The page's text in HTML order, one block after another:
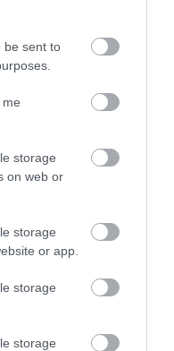
be sent to
storage
on web or
storage
or app.
storage
storage